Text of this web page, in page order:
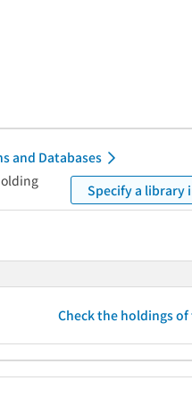
and Databases
Specify a library
Check the holdings